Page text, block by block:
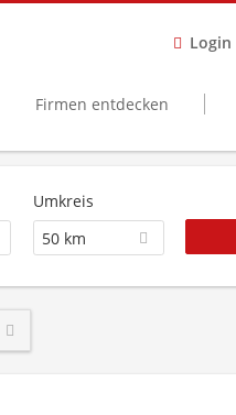
Login
Firmen entdecken
Umkreis
50 km